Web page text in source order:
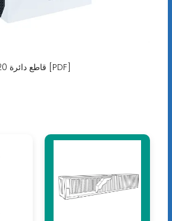
قاطع دائرة 220 بالجملة في أمريكا [PDF]